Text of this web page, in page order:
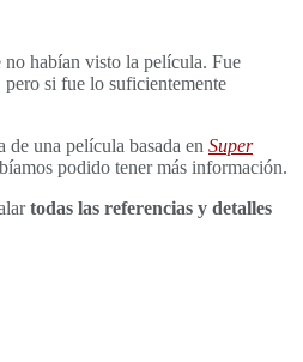
no habían visto la película. Fue
si fue lo suficientemente
de una película basada en Super
podido tener más información.
todas las referencias y detalles